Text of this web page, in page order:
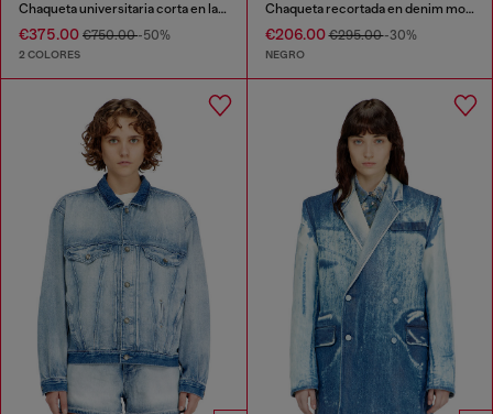
Chaqueta universitaria corta en lana y cuero
€375.00 €750.00-50%
2 COLORES
Chaqueta recortada en denim monocromático
€206.00€295.00-30%
NEGRO